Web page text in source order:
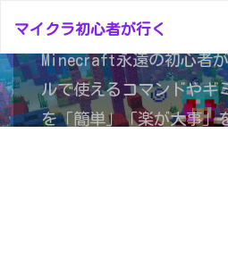
テ
ン
ツ
へ
マイクラ初心者が行く
マイクラ初心者が行く
Minecraft永遠の初心者
ルで使えるコマンドやギ
を「簡単」「楽が大事」